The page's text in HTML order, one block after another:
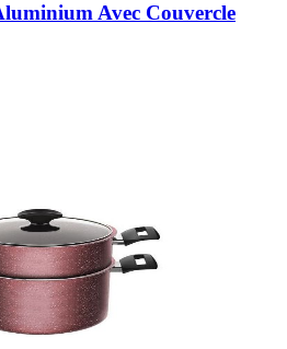
Avec Couvercle